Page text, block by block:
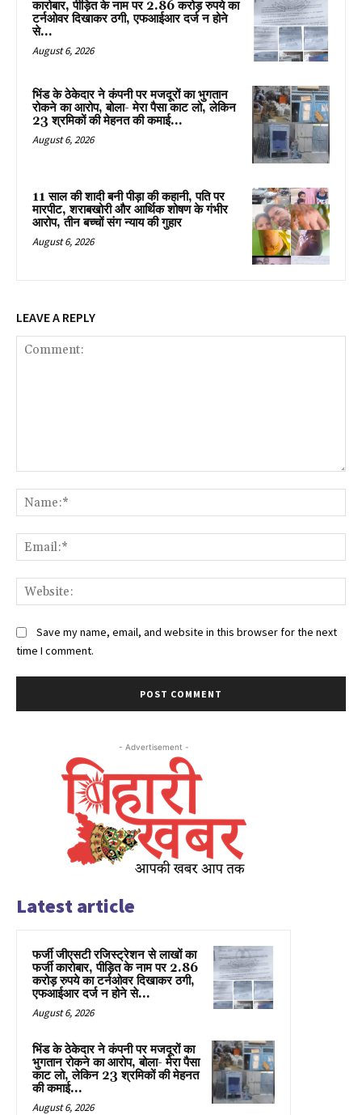
कारोबार, पीड़ित के नाम पर 2.86 करोड़ रुपये का
टर्नओवर दिखाकर ठगी, एफआईआर दर्ज न होने
से...
August 6, 2026
भिंड के ठेकेदार ने कंपनी पर मजदूरों का भुगतान
रोकने का आरोप, बोला- मेरा पैसा काट लो, लेकिन
23 श्रमिकों की मेहनत की कमाई...
August 6, 2026
11 साल की शादी बनी पीड़ा की कहानी, पति पर
मारपीट, शराबखोरी और आर्थिक शोषण के गंभीर
आरोप, तीन बच्चों संग न्याय की गुहार
August 6, 2026
LEAVE A REPLY
Save my name, email, and website in this browser for the next
time I comment.
- Advertisement -
Latest article
फर्जी जीएसटी रजिस्ट्रेशन से लाखों का
फर्जी कारोबार, पीड़ित के नाम पर 2.86
करोड़ रुपये का टर्नओवर दिखाकर ठगी,
एफआईआर दर्ज न होने से...
August 6, 2026
भिंड के ठेकेदार ने कंपनी पर मजदूरों का
भुगतान रोकने का आरोप, बोला- मेरा पैसा
काट लो, लेकिन 23 श्रमिकों की मेहनत
की कमाई...
August 6, 2026